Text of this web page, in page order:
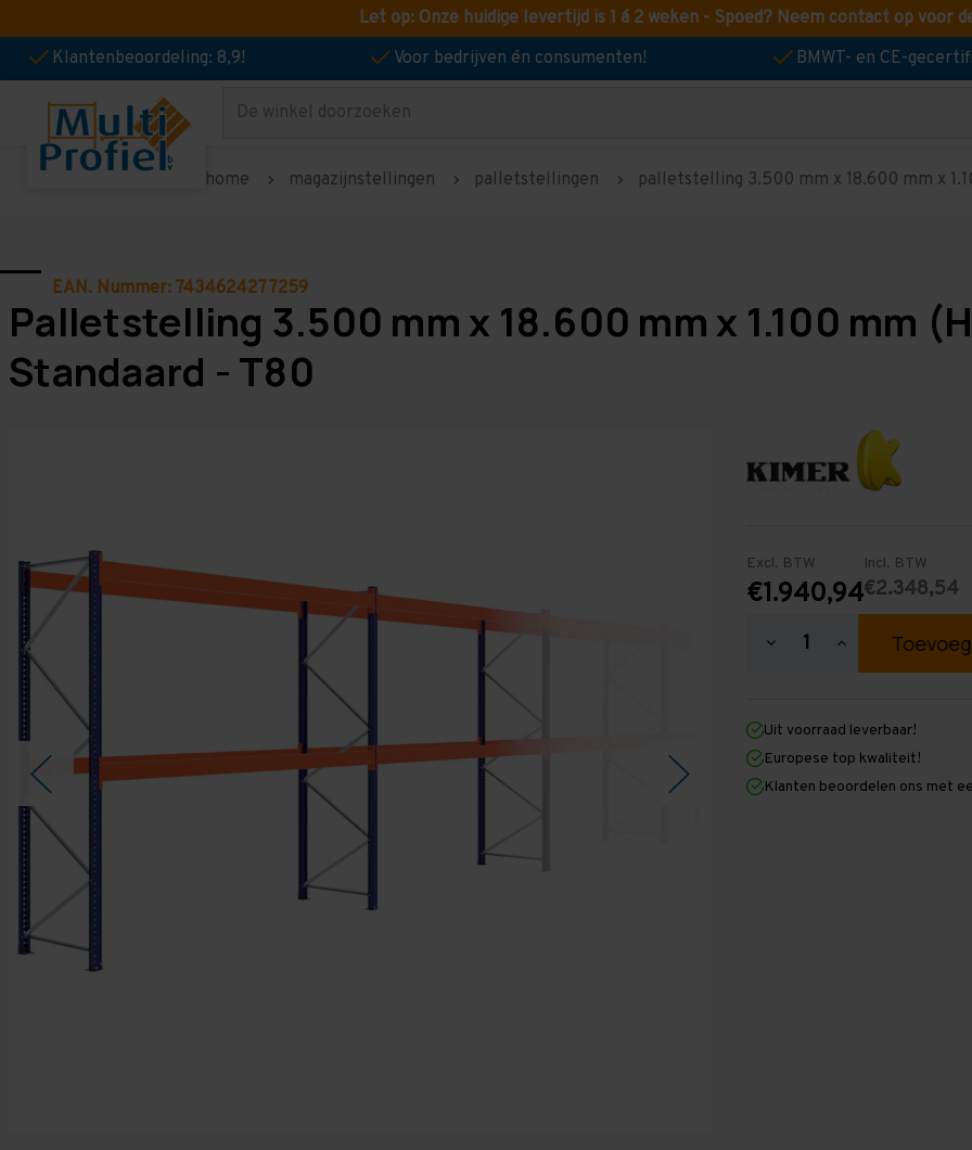
Let op: Onze huidige levertijd is 1 á 2 weken - Spoed? Neem contact op voor
Klantenbeoordeling: 8,9!
Voor bedrijven én consumenten! BMWT- en CE-
Zoeken
home magazijnstellingen palletstellingen palletstelling 3.500 mm x 18.600 mm x
EAN. Nummer: 7434624277259
Palletstelling 3.500 mm x 18.600 mm x 1.100 mm
Standaard - T80
Excl. BTW
€1.940,94
Incl. BTW
€2.348,54
Hoeveelheid
3.500
mm
x
18.600
mm
Hoeveelheid
verhogen
3.500
mm
x
18.600
mm
Uit voorraad leverbaar!
Europese top kwaliteit!
Klanten beoordelen ons met